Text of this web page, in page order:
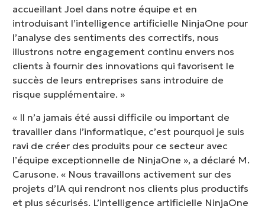
accueillant Joel dans notre équipe et en
introduisant l’intelligence artificielle NinjaOne pour
l’analyse des sentiments des correctifs, nous
illustrons notre engagement continu envers nos
clients à fournir des innovations qui favorisent le
succès de leurs entreprises sans introduire de
risque supplémentaire. »
« Il n’a jamais été aussi difficile ou important de
travailler dans l’informatique, c’est pourquoi je suis
ravi de créer des produits pour ce secteur avec
l’équipe exceptionnelle de NinjaOne », a déclaré M.
Carusone. « Nous travaillons activement sur des
projets d’IA qui rendront nos clients plus productifs
et plus sécurisés. L’intelligence artificielle NinjaOne